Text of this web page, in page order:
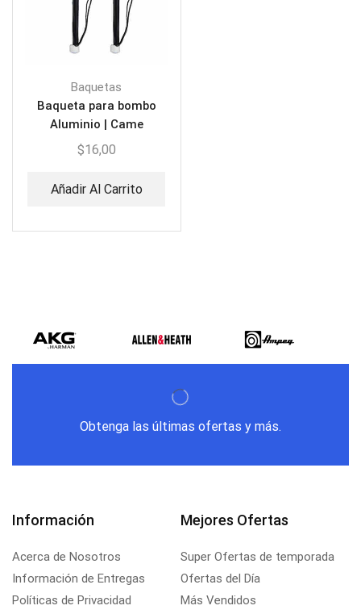
Baquetas
Baqueta para bombo
Aluminio | Came
BATBOMBO (PAR)
$16,00
Añadir Al Carrito
Obtenga las últimas ofertas y más.
Información
Acerca de Nosotros
Información de Entregas
Políticas de Privacidad
Mejores Ofertas
Super Ofertas de temporada
Ofertas del Día
Más Vendidos